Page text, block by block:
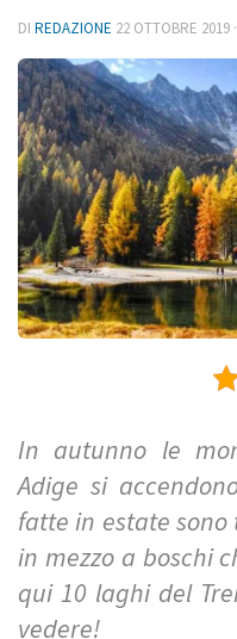
DI REDAZIONE 22 OTTOBRE 2019
In autunno le
Adige si
fatte in estate
in mezzo a boschi
qui 10 laghi del
vedere!